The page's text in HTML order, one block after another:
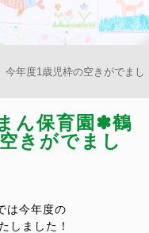
年度1歳児枠の空きがでまし
ん保育園✽鶴
きがでまし
は今年度の
しました！